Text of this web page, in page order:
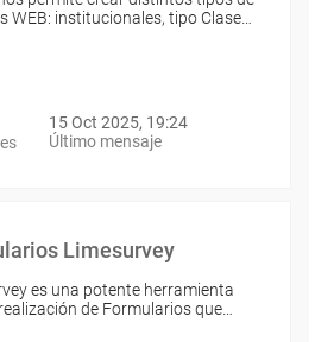
WEB: institucionales, tipo Clase…
15 Oct 2025, 19:24
Último mensaje
Limesurvey
es una potente herramienta
de Formularios que…